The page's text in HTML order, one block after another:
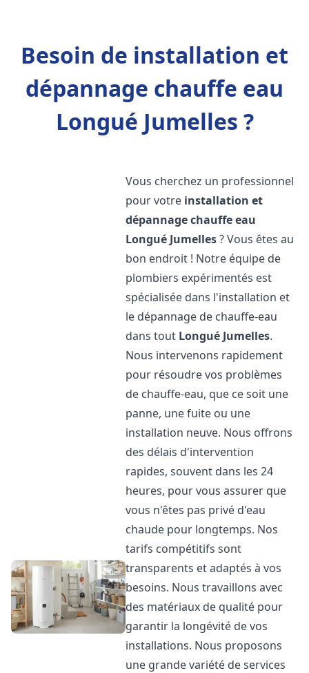
Besoin de installation et
dépannage chauffe eau
Longué Jumelles ?
Vous cherchez un professionnel
pour votre installation et
dépannage chauffe eau
Longué Jumelles? Vous êtes au
bon endroit ! Notre équipe de
plombiers expérimentés est
spécialisée dans l'installation et
le dépannage de chauffe-eau
dans tout Longué Jumelles.
Nous intervenons rapidement
pour résoudre vos problèmes
de chauffe-eau, que ce soit une
panne, une fuite ou une
installation neuve. Nous offrons
des délais d'intervention
rapides, souvent dans les 24
heures, pour vous assurer que
vous n'êtes pas privé d'eau
chaude pour longtemps. Nos
tarifs compétitifs sont
transparents et adaptés à vos
besoins. Nous travaillons avec
des matériaux de qualité pour
garantir la longévité de vos
installations. Nous proposons
une grande variété de services